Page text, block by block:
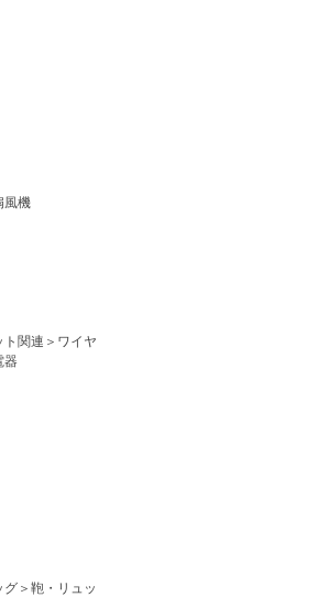
機
関連＞ワイヤ
器
＞鞄・リュッ